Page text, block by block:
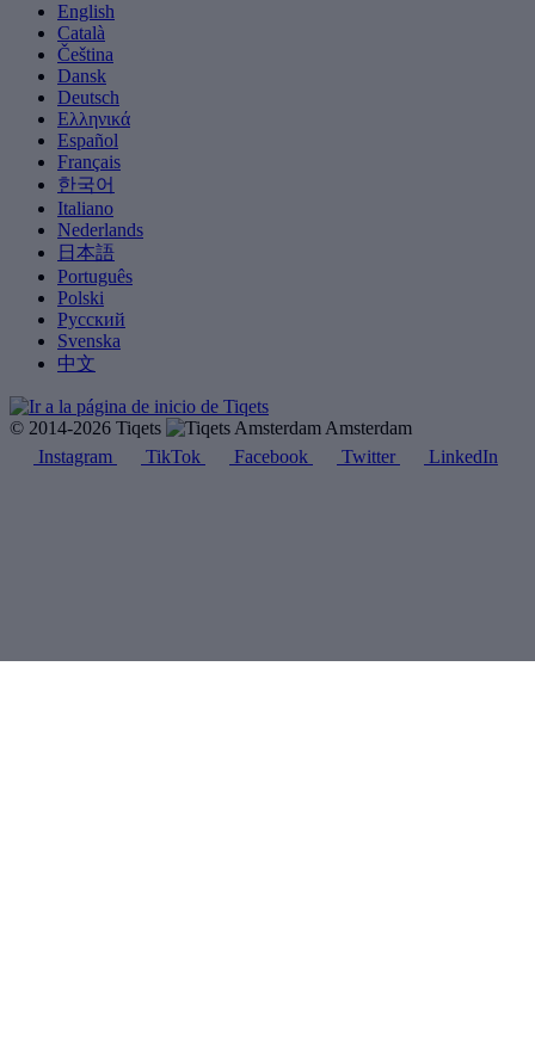
English
Català
Čeština
Dansk
Deutsch
Ελληνικά
Español
Français
한국어
Italiano
Nederlands
日本語
Português
Polski
Русский
Svenska
中文
© 2014-2026 Tiqets
Amsterdam
Instagram
TikTok Facebook Twitter LinkedIn